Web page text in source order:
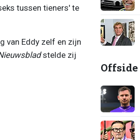
tussen tieners' te
van Eddy zelf en zijn
stelde zij
Offside